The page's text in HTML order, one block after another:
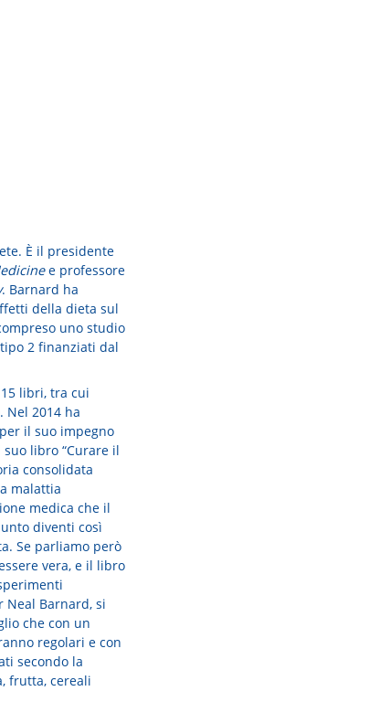
È il presidente
e professore
. Barnard ha
della dieta sul
uno studio
2 finanziati dal
libri, tra cui
Nel 2014 ha
il suo impegno
libro “Curare il
consolidata
malattia
medica che il
diventi così
Se parliamo però
vera, e il libro
Neal Barnard, si
che con un
regolari e con
secondo la
frutta, cereali